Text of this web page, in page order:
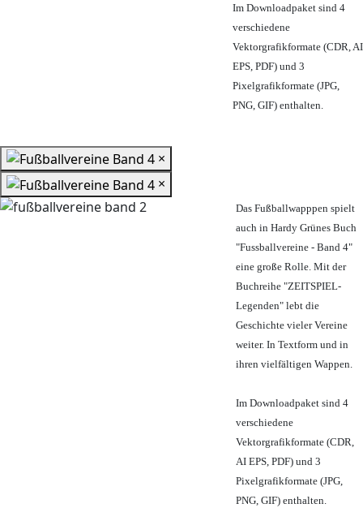
Im Downloadpaket sind 4
verschiedene
Vektorgrafikformate (CDR, AI
EPS, PDF) und 3
Pixelgrafikformate (JPG,
PNG, GIF) enthalten.
×
×
Das Fußballwapppen spielt
auch in Hardy Grünes Buch
"Fussballvereine - Band 4"
eine große Rolle. Mit der
Buchreihe "ZEITSPIEL-
Legenden" lebt die
Geschichte vieler Vereine
weiter. In Textform und in
ihren vielfältigen Wappen.
Im Downloadpaket sind 4
verschiedene
Vektorgrafikformate (CDR,
AI EPS, PDF) und 3
Pixelgrafikformate (JPG,
PNG, GIF) enthalten.